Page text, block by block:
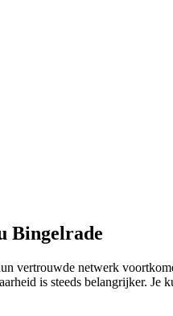
Bingelrade
vertrouwde netwerk
is steeds belangrijker.